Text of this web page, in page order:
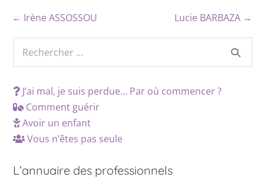
← Irène ASSOSSOU Lucie BARBAZA →
J’ai mal, je suis perdue… Par où commencer ?
Comment guérir
Avoir un enfant
Vous n’êtes pas seule
L’annuaire des professionnels